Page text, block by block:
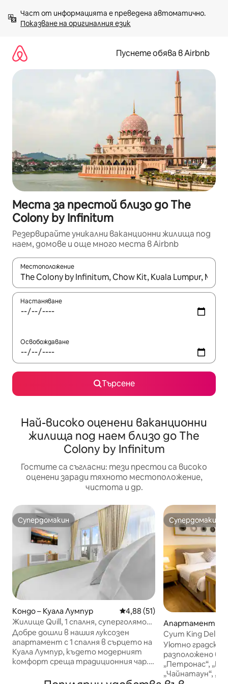
към
съдържанието
Показване на оригиналния език
Пуснете обява в Airbnb
Места за престой близо до The
Colony by Infinitum
Резервирайте уникални ваканционни жилища под
наем, домове и още много места в Airbnb
Местоположение
Когато резултатите се покажат, използвайте
Настаняване
Освобождаване
Търсене
Най-високо оценени ваканционни
жилища под наем близо до The
Colony by Infinitum
Гостите са съгласни: тези престои са високо
оценени заради тяхното местоположение,
чистота и др.
Супердомакин
Супердомакин
Кондо – Куала Лумпур Средна оценка: 4,88 от 5,
4,88 (51)
Жилище Quill, 1 спалня, суперголямо
двойно легло с изглед към Кулата на
Куала Лумпур
Добре дошли в нашия луксозен
апартамент с 1 спалня в сърцето на
Куала Лумпур, където модерният
комфорт среща традиционния чар.
работа, така и за отдих, този
Супердомакин
Супердомакин
Апартамент –
Суит King
Merdeka 118,
Уютно градско
разположено
„Петронас“,
„Чайнатаун“,